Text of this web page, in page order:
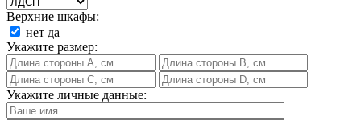
Верхние шкафы:
нет да
Укажите размер:
Укажите личные данные: